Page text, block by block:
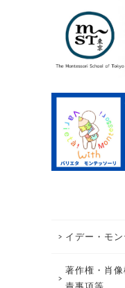
イデー・モ
著作権・肖